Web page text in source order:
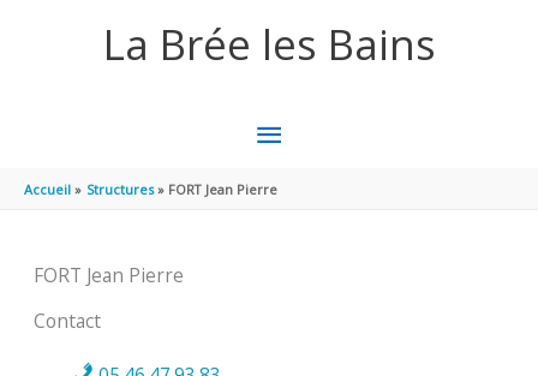
La Brée les Bains
MENU
PRINCIPAL
Accueil Structures FORT Jean Pierre
FORT Jean Pierre
Contact